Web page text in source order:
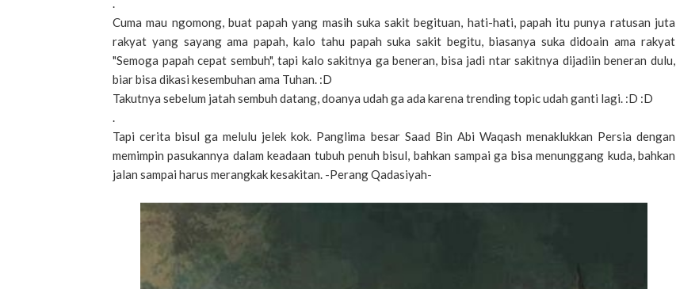
Cuma mau ngomong, buat papah yang masih suka sakit begituan, hati-hati, papah itu punya ratusan juta
rakyat yang sayang ama papah, kalo tahu papah suka sakit begitu, biasanya suka didoain ama rakyat
"Semoga papah cepat sembuh", tapi kalo sakitnya ga beneran, bisa jadi ntar sakitnya dijadiin beneran dulu,
biar bisa dikasi kesembuhan ama Tuhan. :D
Takutnya sebelum jatah sembuh datang, doanya udah ga ada karena trending topic udah ganti lagi. :D :D
Tapi cerita bisul ga melulu jelek kok. Panglima besar Saad Bin Abi Waqash menaklukkan Persia dengan
memimpin pasukannya dalam keadaan tubuh penuh bisul, bahkan sampai ga bisa menunggang kuda, bahkan
jalan sampai harus merangkak kesakitan. -Perang Qadasiyah-